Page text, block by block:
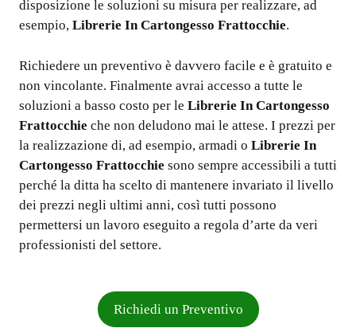
disposizione le soluzioni su misura per realizzare, ad
esempio, Librerie In Cartongesso Frattocchie.
Richiedere un preventivo è davvero facile e è gratuito e
non vincolante. Finalmente avrai accesso a tutte le
soluzioni a basso costo per le Librerie In Cartongesso
Frattocchie che non deludono mai le attese. I prezzi per
la realizzazione di, ad esempio, armadi o Librerie In
Cartongesso Frattocchie sono sempre accessibili a tutti
perché la ditta ha scelto di mantenere invariato il livello
dei prezzi negli ultimi anni, così tutti possono
permettersi un lavoro eseguito a regola d’arte da veri
professionisti del settore.
Richiedi un Preventivo